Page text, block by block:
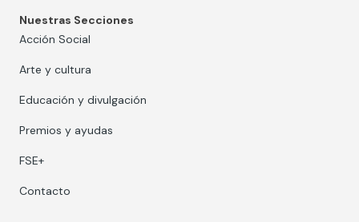
Nuestras Secciones
Acción Social
Arte y cultura
Educación y divulgación
Premios y ayudas
FSE+
Contacto